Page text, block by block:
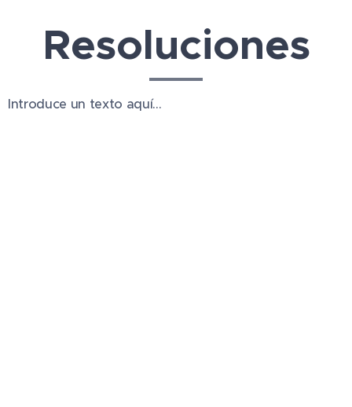
Resoluciones
Introduce un texto aquí...